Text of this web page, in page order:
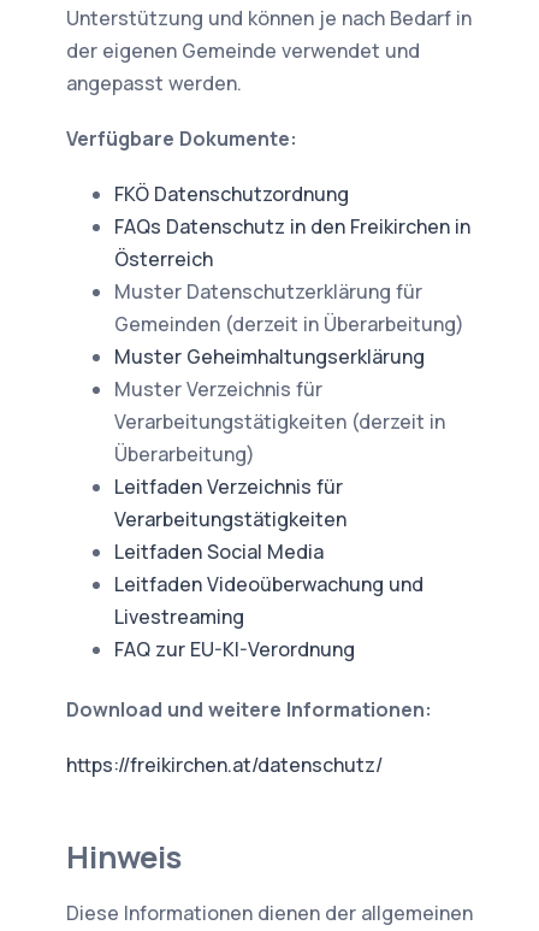
Unterstützung und können je nach Bedarf in
der eigenen Gemeinde verwendet und
angepasst werden.
Verfügbare Dokumente:
FKÖ Datenschutzordnung
FAQs Datenschutz in den Freikirchen in
Österreich
Muster Datenschutzerklärung für
Gemeinden (derzeit in Überarbeitung)
Muster Geheimhaltungserklärung
Muster Verzeichnis für
Verarbeitungstätigkeiten (derzeit in
Überarbeitung)
Leitfaden Verzeichnis für
Verarbeitungstätigkeiten
Leitfaden Social Media
Leitfaden Videoüberwachung und
Livestreaming
FAQ zur EU-KI-Verordnung
Download und weitere Informationen:
https://freikirchen.at/datenschutz/
Hinweis
Diese Informationen dienen der allgemeinen